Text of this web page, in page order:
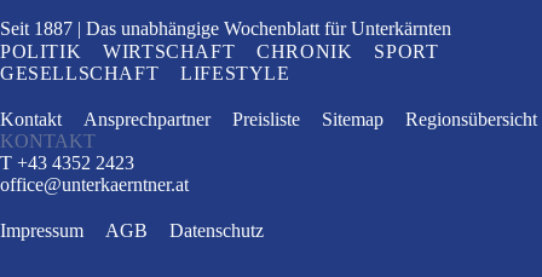
Seit 1887 Das unabhängige Wochenblatt für Unterkärnten
POLITIK
WIRTSCHAFT CHRONIK
SPORT
GESELLSCHAFT
LIFESTYLE
Kontakt Ansprechpartner Preisliste Sitemap
Regionsübersicht
KONTAKT
T +43 4352 2423
office@unterkaerntner.at
Impressum AGB Datenschutz